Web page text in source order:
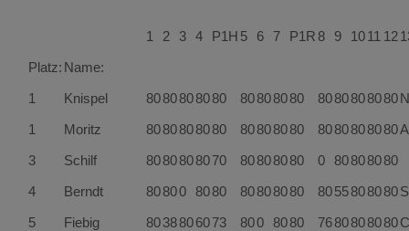
1 2 3 4 P1H 5 6 7 P1R 8 9 1011 12
Platz: Name:
1
Knispel 8080808080 80808080 8080808080
1
Moritz 8080808080 80808080 8080808080
3
Schilf 8080808070 80808080 0 80808080
4
Berndt 80800 8080 80808080 8055808080S
5
Fiebig 8038806073 800 8080 7680808080C